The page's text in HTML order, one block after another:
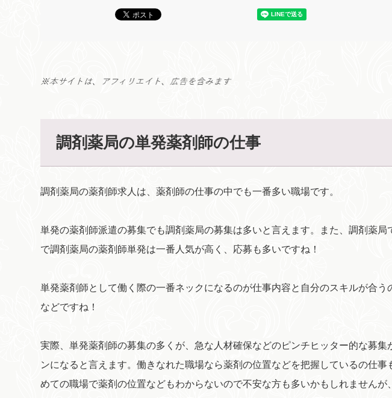
調剤薬局の単発薬剤師の仕事
調剤薬局の薬剤師求人は、薬剤師の仕事の中でも一番多い職場です。
単発の薬剤師派遣の募集でも調剤薬局の募集は多いと言えます。また、調剤薬
で調剤薬局の薬剤師単発は一番人気が高く、応募も多いですね！
単発薬剤師として働く際の一番ネックになるのが仕事内容と自分のスキルが合う
などですね！
実際、単発薬剤師の募集の多くが、急な人材確保などのピンチヒッター的な募集
ンになると言えます。働きなれた職場なら薬剤の位置などを把握しているの仕
めての職場で薬剤の位置などもわからないので不安な方も多いかもしれません